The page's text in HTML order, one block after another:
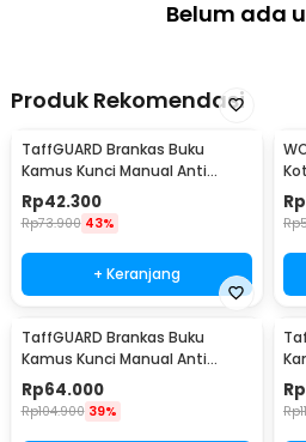
Belum ada
Produk Rekomendasi
TaffGUARD Brankas Buku
Kamus Kunci Manual Anti
Maling Hidden Safe Box Kecil -
KB-10L
Rp42.300
Rp73.900 43%
+ Keranjang
Rp
Rp
TaffGUARD Brankas Buku
Kamus Kunci Manual Anti
Maling Hidden Safe Box Sedang
- KB-10L
Rp64.000
Rp104.900 39%
Rp
Rp